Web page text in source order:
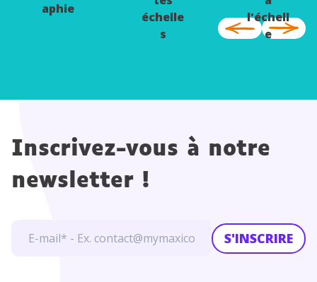
aphie
échelle
s
l'échell
e
Inscrivez-vous à notre
newsletter !
S'INSCRIRE